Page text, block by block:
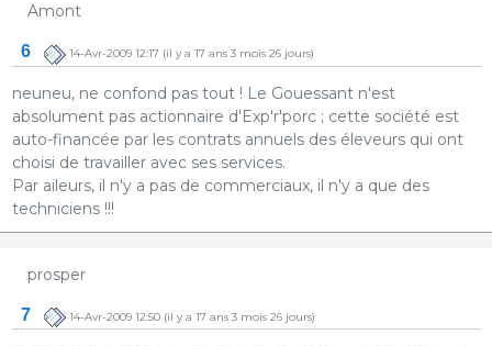
Amont
6 14-Avr-2009 12:17 (il y a 17 ans 3 mois 26 jours)
neuneu, ne confond pas tout ! Le Gouessant n'est
absolument pas actionnaire d'Exp'r'porc ; cette société est
auto-financée par les contrats annuels des éleveurs qui ont
choisi de travailler avec ses services.
Par aileurs, il n'y a pas de commerciaux, il n'y a que des
techniciens !!!
prosper
7 14-Avr-2009 12:50(il y a 17 ans 3 mois 26 jours)